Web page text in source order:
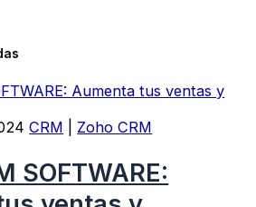
CRM Zoho CRM
SOFTWARE: